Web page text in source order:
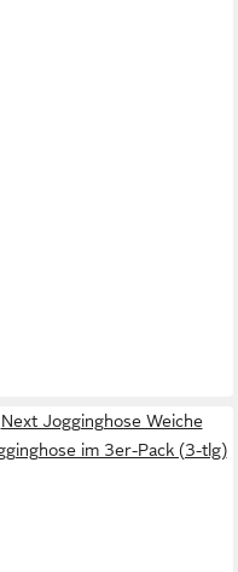
Next Jogginghose Weiche
im 3er-Pack (3-tlg)